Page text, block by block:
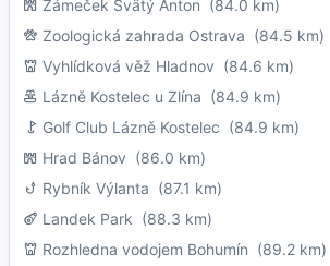
Zámeček Svätý Anton (84.0 km)
Zoologická zahrada Ostrava (84.5 km)
Vyhlídková věž Hladnov (84.6 km)
Lázně Kostelec u Zlína (84.9 km)
Golf Club Lázně Kostelec (84.9 km)
Hrad Bánov (86.0 km)
Rybník Výlanta (87.1 km)
Landek Park (88.3 km)
Rozhledna vodojem Bohumín (89.2 km)